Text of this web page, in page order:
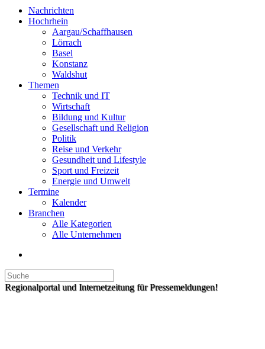
Nachrichten
Hochrhein
Aargau/Schaffhausen
Lörrach
Basel
Konstanz
Waldshut
Themen
Technik und IT
Wirtschaft
Bildung und Kultur
Gesellschaft und Religion
Politik
Reise und Verkehr
Gesundheit und Lifestyle
Sport und Freizeit
Energie und Umwelt
Termine
Kalender
Branchen
Alle Kategorien
Alle Unternehmen
Regionalportal und Internetzeitung für Pressemeldungen!